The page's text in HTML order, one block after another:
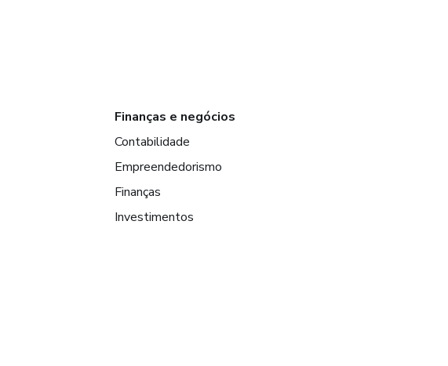
Finanças e negócios
Contabilidade
Empreendedorismo
Finanças
Investimentos